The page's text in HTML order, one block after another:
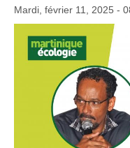
Mardi, février 11, 2025 -